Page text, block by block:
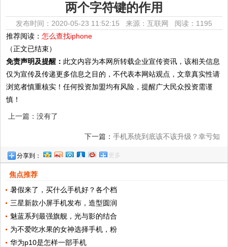
两个字符键的作用
发布时间：2020-05-23 11:52:15 来源：互联网 阅读：1195
推荐阅读：怎么查找iphone
（正文已结束）
免责声明及提醒： 此文内容为本网所转载企业宣传资讯，该相关信息
仅为宣传及传递更多信息之目的，不代表本网站观点，文章真实性请
浏览者慎重核实！任何投资加盟均有风险，提醒广大民众投资需谨
慎！
上一篇：没有了
下一篇： 手机系统到底该不该升级？幸亏知
分享到： 更多
焦点推荐
暑假来了，买什么手机好？各个档
三星新款小屏手机发布，造型圆润
魅蓝系列最强旗舰，光与影的结合
为不爱吃水果的女神选择手机，粉
华为p10是怎样一部手机